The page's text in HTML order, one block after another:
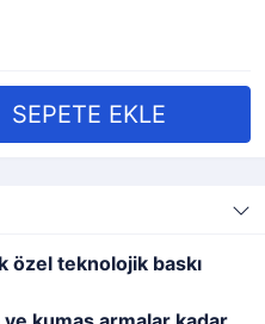
özel teknolojik baskı